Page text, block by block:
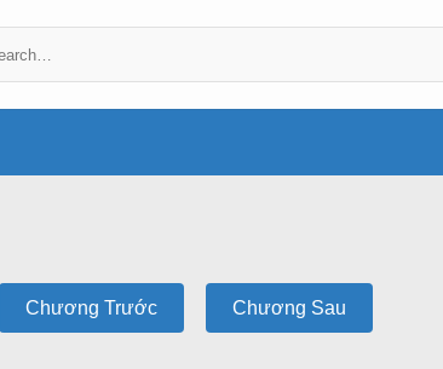
Chương Trước Chương Sau